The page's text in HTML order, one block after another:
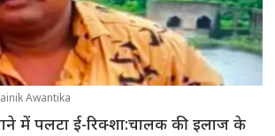
Awantika
में पलटा ई-रिक्शा:चालक की इलाज के